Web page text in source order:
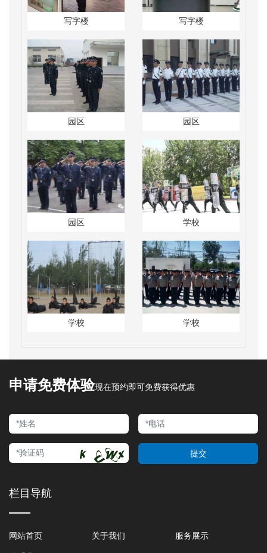
写字楼 写字楼
园区 园区
园区 学校
学校 学校
申请免费体验现在预约即可免费获得优惠
提交
栏目导航
网站首页 关于我们 服务展示